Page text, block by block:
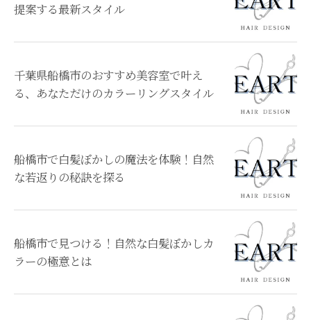
提案する最新スタイル
千葉県船橋市のおすすめ美容室で叶え
る、あなただけのカラーリングスタイル
船橋市で白髪ぼかしの魔法を体験！自然
な若返りの秘訣を探る
船橋市で見つける！自然な白髪ぼかしカ
ラーの極意とは